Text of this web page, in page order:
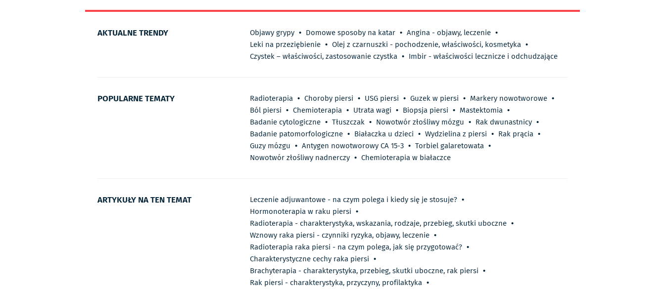
AKTUALNE TRENDY Objawy grypy • Domowe sposoby na katar • Angina - objawy, leczenie •
Leki na przeziębienie • Olej z czarnuszki - pochodzenie, właściwości, kosmetyka •
Czystek – właściwości, zastosowanie czystka • Imbir - właściwości lecznicze i odchudzające
POPULARNE TEMATY Radioterapia • Choroby piersi • USG piersi • Guzek w piersi • Markery nowotworowe •
Ból piersi • Chemioterapia • Utrata wagi • Biopsja piersi • Mastektomia •
Badanie cytologiczne • Tłuszczak • Nowotwór złośliwy mózgu • Rak dwunastnicy •
Badanie patomorfologiczne • Białaczka u dzieci • Wydzielina z piersi • Rak prącia •
Guzy mózgu • Antygen nowotworowy CA 15-3 • Torbiel galaretowata •
Nowotwór złośliwy nadnerczy • Chemioterapia w białaczce
ARTYKUŁY NA TEN TEMAT Leczenie adjuwantowe - na czym polega i kiedy się je stosuje? •
Hormonoterapia w raku piersi •
Radioterapia - charakterystyka, wskazania, rodzaje, przebieg, skutki uboczne •
Wznowy raka piersi - czynniki ryzyka, objawy, leczenie •
Radioterapia raka piersi - na czym polega, jak się przygotować? •
Charakterystyczne cechy raka piersi •
Brachyterapia - charakterystyka, przebieg, skutki uboczne, rak piersi •
Rak piersi - charakterystyka, przyczyny, profilaktyka •